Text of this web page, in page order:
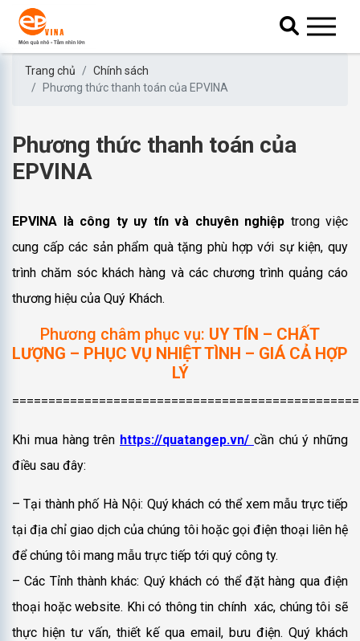
Trang chủ
Chính sách
Phương thức thanh toán của EPVINA
Phương thức thanh toán của
EPVINA
EPVINA là công ty uy tín và chuyên nghiệp trong việc
cung cấp các sản phẩm quà tặng phù hợp với sự kiện, quy
trình chăm sóc khách hàng và các chương trình quảng cáo
thương hiệu của Quý Khách.
Phương châm phục vụ: UY TÍN – CHẤT
LƯỢNG – PHỤC VỤ NHIỆT TÌNH – GIÁ CẢ HỢP
LÝ
Khi mua hàng trên https://quatangep.vn/ cần chú ý những
điều sau đây:
– Tại thành phố Hà Nội: Quý khách có thể xem mẫu trực tiếp
tại địa chỉ giao dịch của chúng tôi hoặc gọi điện thoại liên hệ
để chúng tôi mang mẫu trực tiếp tới quý công ty.
– Các Tỉnh thành khác: Quý khách có thể đặt hàng qua điện
thoại hoặc website. Khi có thông tin chính xác, chúng tôi sẽ
thực hiện tư vấn, thiết kế qua email, bưu điện. Quý khách